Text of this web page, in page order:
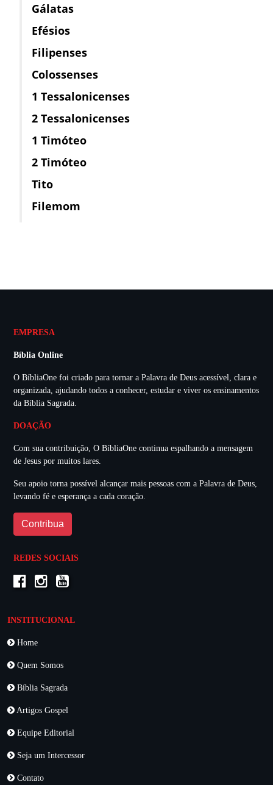
Gálatas
Efésios
Filipenses
Colossenses
1 Tessalonicenses
2 Tessalonicenses
1 Timóteo
2 Timóteo
Tito
Filemom
EMPRESA
Bíblia Online
O BíbliaOne foi criado para tornar a Palavra de Deus acessível, clara e
organizada, ajudando todos a conhecer, estudar e viver os ensinamentos
da Bíblia Sagrada.
DOAÇÃO
Com sua contribuição, O BíbliaOne continua espalhando a mensagem
de Jesus por muitos lares.
Seu apoio torna possível alcançar mais pessoas com a Palavra de Deus,
levando fé e esperança a cada coração.
Contribua
REDES SOCIAIS
INSTITUCIONAL
Home
Quem Somos
Bíblia Sagrada
Artigos Gospel
Equipe Editorial
Seja um Intercessor
Contato